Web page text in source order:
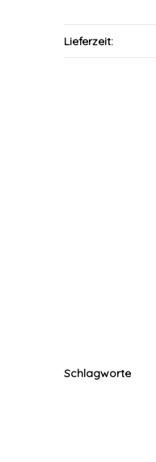
Lieferzeit:
Schlagworte